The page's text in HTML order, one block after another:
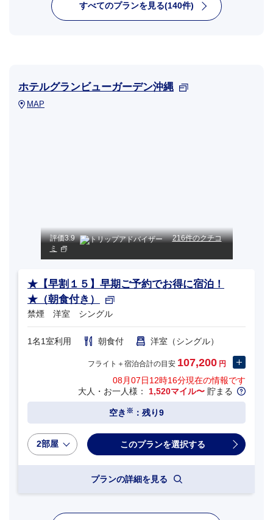
すべてのプランを見る(140件)
ホテルグランビューガーデン沖縄
MAP
評価3.9
216件のクチコ
ミ
★【早割１５】早期ご予約でお得に宿泊！
★（朝食付き）
禁煙 洋室 シングル
1名1室利用 朝食付 洋室（シングル）
フライト＋宿泊合計の目安 107,200 円
08月07日12時16分現在の情報です
大人・お一人様： 1,520マイル〜 貯まる
空き ※ ：残り9
2部屋
プランの詳細を見る